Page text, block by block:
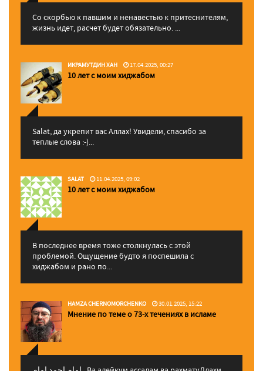
Со скорбью к павшим и ненавестью к притеснителям,
жизнь идет, расчет будет обязательно. ...
ИКРАМУТДИН ХАН 17.04.2025, 00:27
10 лет с моим хиджабом
Salat, да укрепит вас Аллаx! Увидели, спасибо за
теплые слова :-)...
SALAT 11.04.2025, 09:02
10 лет с моим хиджабом
В последнее время тоже столкнулась с этой
проблемой. Ощущение будто я поспешила с
хиджабом и рано по...
HAMZA CHERNOMORCHENKO 30.01.2025, 15:22
Мнение по теме о 73-х течениях в исламе